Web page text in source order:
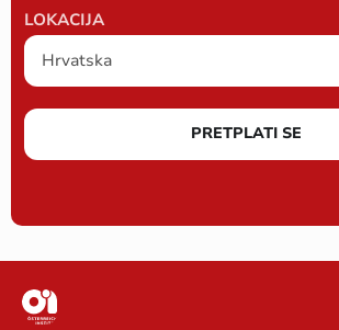
LOKACIJA
PRETPLATI SE